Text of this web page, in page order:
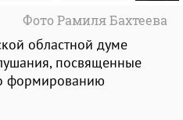
Фото Рамиля Бахтеева
областной думе
посвященные
формированию